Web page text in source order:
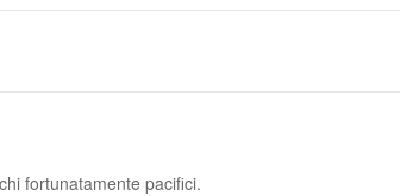
fortunatamente pacifici.